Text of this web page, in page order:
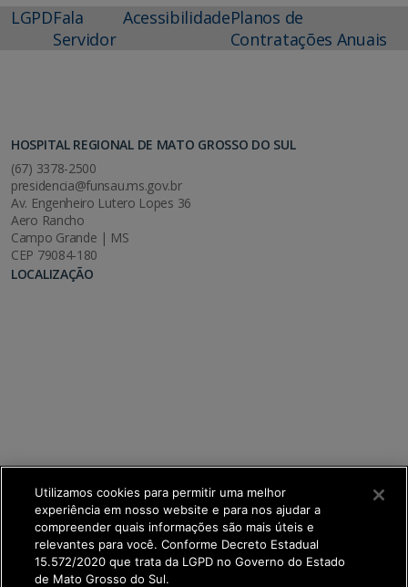
LGPDFala
Servidor
AcessibilidadePlanos de
Contratações Anuais
HOSPITAL REGIONAL DE MATO GROSSO DO SUL
(67) 3378-2500
presidencia@funsau.ms.gov.br
Av. Engenheiro Lutero Lopes 36
Aero Rancho
Campo Grande | MS
CEP 79084-180
LOCALIZAÇÃO
Utilizamos cookies para permitir uma melhor
experiência em nosso website e para nos ajudar a
compreender quais informações são mais úteis e
relevantes para você. Conforme Decreto Estadual
15.572/2020 que trata da LGPD no Governo do Estado
de Mato Grosso do Sul.